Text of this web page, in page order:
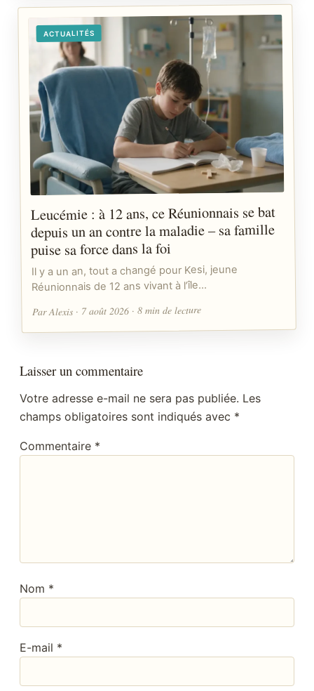
ACTUALITÉS
Leucémie : à 12 ans, ce Réunionnais se bat
depuis un an contre la maladie – sa famille
puise sa force dans la foi
Il y a un an, tout a changé pour Kesi, jeune
Réunionnais de 12 ans vivant à l’île…
Par Alexis · 7 août 2026 · 8 min de lecture
Laisser un commentaire
Votre adresse e-mail ne sera pas publiée. Les
champs obligatoires sont indiqués avec *
Commentaire *
Nom *
E-mail *